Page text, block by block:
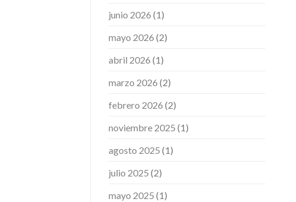
junio 2026 (1)
mayo 2026 (2)
abril 2026 (1)
marzo 2026 (2)
febrero 2026 (2)
noviembre 2025 (1)
agosto 2025 (1)
julio 2025 (2)
mayo 2025 (1)